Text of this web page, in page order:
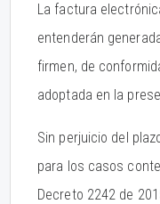
La factura
entenderán
firmen, de
adoptada en la
Sin perjuicio del
para los casos
Decreto 2242 de